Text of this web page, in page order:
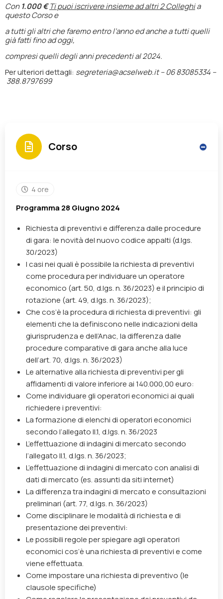
Con 1.000 € Ti puoi iscrivere insieme ad altri 2 Colleghia
questo Corso e
a tutti gli altri che faremo entro l’anno ed anche a tutti quelli
già fatti fino ad oggi,
compresi quelli degli anni precedenti al 2024.
Per ulteriori dettagli: segreteria@acselweb.it –06 83085334 –
388.8797699
Corso
4 ore
Programma 28 Giugno 2024
Richiesta di preventivi e differenza dalle procedure
di gara: le novità del nuovo codice appalti (d.lgs.
30/2023)
I casi nei quali è possibile la richiesta di preventivi
come procedura per individuare un operatore
economico (art. 50, d.lgs. n. 36/2023) e il principio di
rotazione (art. 49, d.lgs. n. 36/2023);
Che cos’è la procedura di richiesta di preventivi: gli
elementi che la definiscono nelle indicazioni della
giurisprudenza e dell’Anac, la differenza dalle
procedure comparative di gara anche alla luce
dell’art. 70, d.lgs. n. 36/2023)
Le alternative alla richiesta di preventivi per gli
affidamenti di valore inferiore ai 140.000,00 euro:
Come individuare gli operatori economici ai quali
richiedere i preventivi:
La formazione di elenchi di operatori economici
secondo l’allegato II.1, d.lgs. n. 36/2023
L’effettuazione di indagini di mercato secondo
l’allegato II.1, d.lgs. n. 36/2023;
L’effettuazione di indagini di mercato con analisi di
dati di mercato (es. assunti da siti internet)
La differenza tra indagini di mercato e consultazioni
preliminari (art. 77, d.lgs. n. 36/2023)
Come disciplinare le modalità di richiesta e di
presentazione dei preventivi:
Le possibili regole per spiegare agli operatori
economici cos’è una richiesta di preventivi e come
viene effettuata.
Come impostare una richiesta di preventivo (le
clausole specifiche)